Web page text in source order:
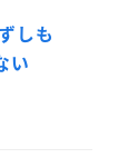
しも
い